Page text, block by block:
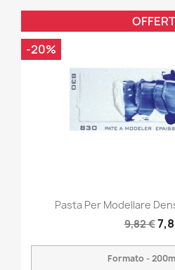
Pasta Per Modellare
9,82 €
-20%